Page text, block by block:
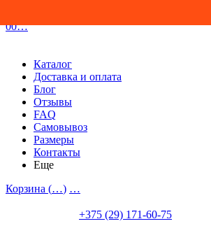
00…
Каталог
Доставка и оплата
Блог
Отзывы
FAQ
Самовывоз
Размеры
Контакты
Еще
Корзина (…) …
+375 (29) 171-60-75